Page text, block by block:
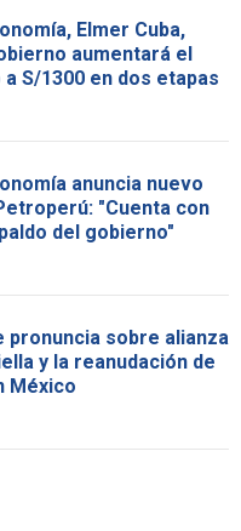
Elmer Cuba,
aumentará el
S/1300 en dos etapas
anuncia nuevo
"Cuenta con
del gobierno"
pronuncia sobre alianza
y la reanudación de
México